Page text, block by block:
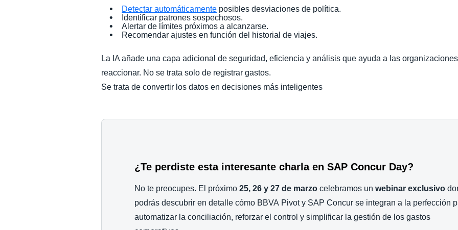
Detectar automáticamente posibles desviaciones de política.
Identificar patrones sospechosos.
Alertar de límites próximos a alcanzarse.
Recomendar ajustes en función del historial de viajes.
La IA añade una capa adicional de seguridad, eficiencia y análisis que ayuda a las
reaccionar. No se trata solo de registrar gastos.
Se trata de convertir los datos en decisiones más inteligentes
¿Te perdiste esta interesante charla en SAP Concur Day?
No te preocupes. El próximo25, 26 y 27 de marzo celebramos unwebinar exclusivo
podrás descubrir en detalle cómo BBVA Pivot y SAP Concur se integran a la perfección
automatizar la conciliación, reforzar el control y simplificar la gestión de los gastos